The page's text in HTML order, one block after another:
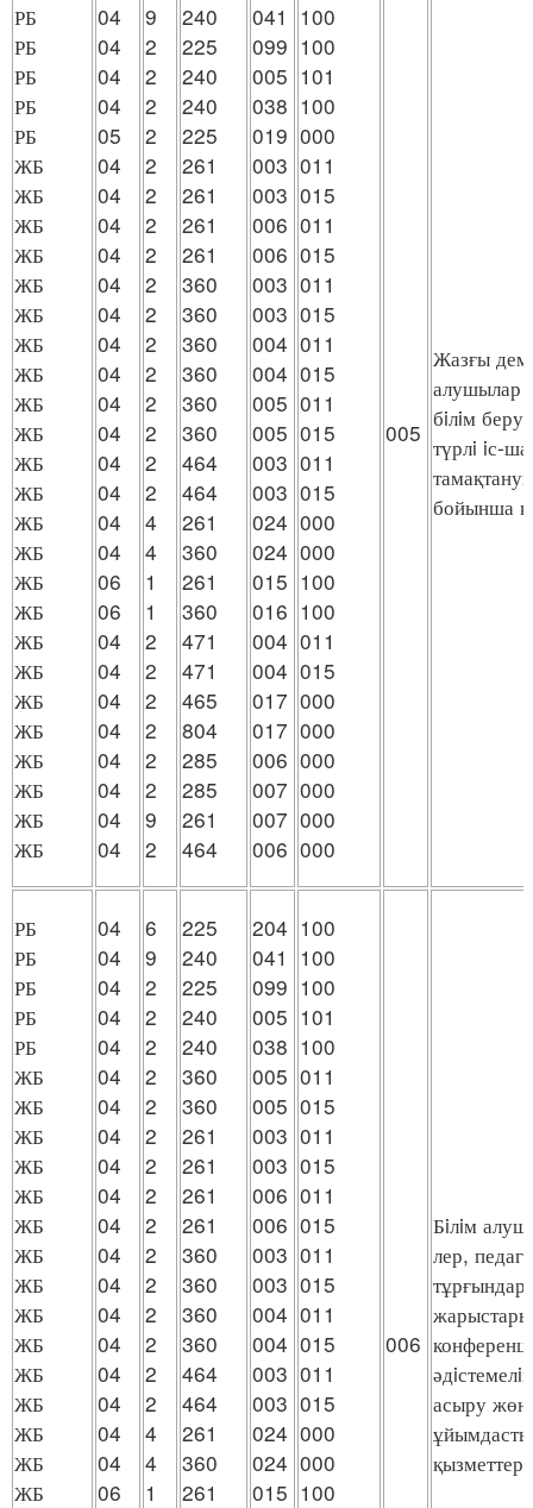
РБ
РБ
РБ
РБ
РБ
ЖБ
ЖБ
ЖБ
ЖБ
ЖБ
ЖБ
ЖБ
ЖБ
ЖБ
ЖБ
ЖБ
ЖБ
ЖБ
ЖБ
ЖБ
ЖБ
ЖБ
ЖБ
ЖБ
ЖБ
ЖБ
ЖБ
ЖБ
ЖБ
04
04
04
04
05
04
04
04
04
04
04
04
04
04
04
04
04
04
04
06
06
04
04
04
04
04
04
04
04
9
2
2
2
2
2
2
2
2
2
2
2
2
2
2
2
2
4
4
1
1
2
2
2
2
2
2
9
2
240
225
240
240
225
261
261
261
261
360
360
360
360
360
360
464
464
261
360
261
360
471
471
465
804
285
285
261
464
041
099
005
038
019
003
003
006
006
003
003
004
004
005
005
003
003
024
024
015
016
004
004
017
017
006
007
007
006
100
100
101
100
000
011
015
011
015
011
015
011
015
011
015
011
015
000
000
100
100
011
015
000
000
000
000
000
000
005
Жазғы
алушылар
бiлiм беру
түрлi iс-
бойынша
РБ
РБ
РБ
РБ
РБ
ЖБ
ЖБ
ЖБ
ЖБ
ЖБ
ЖБ
ЖБ
ЖБ
ЖБ
ЖБ
ЖБ
ЖБ
ЖБ
ЖБ
ЖБ
04
04
04
04
04
04
04
04
04
04
04
04
04
04
04
04
04
04
04
06
6
9
2
2
2
2
2
2
2
2
2
2
2
2
2
2
2
4
4
1
225
240
225
240
240
360
360
261
261
261
261
360
360
360
360
464
464
261
360
261
204
041
099
005
038
005
005
003
003
006
006
003
003
004
004
003
003
024
024
015
100
100
100
101
100
011
015
011
015
011
015
011
015
011
015
011
015
000
000
100
006
Бiлiм
лер,
асыру
қызметтер